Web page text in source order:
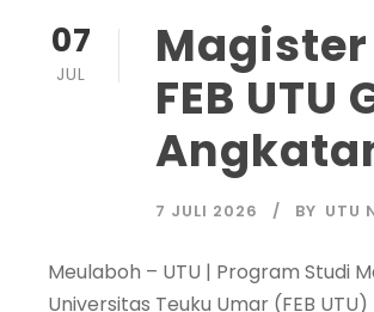
07
JUL
FEB
7 JULI 2026 BY UTU
Meulaboh – UTU | Program Studi
Universitas Teuku Umar (FEB